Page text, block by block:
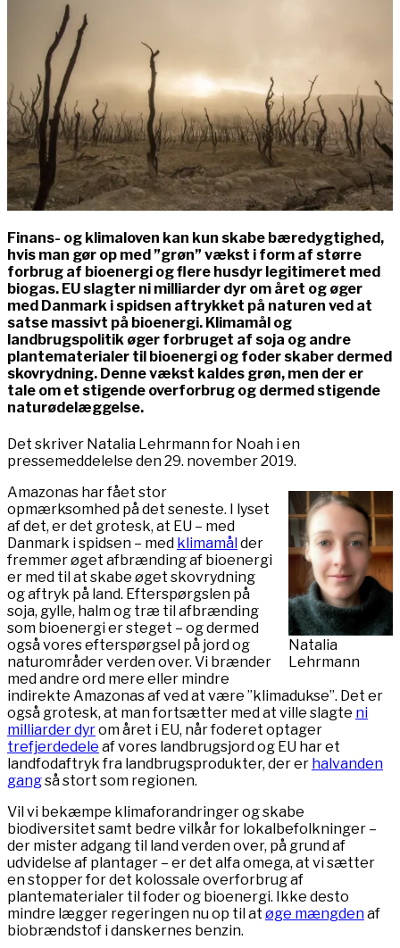
Finans- og klimaloven kan kun skabe bæredygtighed,
hvis man gør op med ”grøn” vækst i form af større
forbrug af bioenergi og flere husdyr legitimeret med
biogas. EU slagter ni milliarder dyr om året og øger
med Danmark i spidsen aftrykket på naturen ved at
satse massivt på bioenergi. Klimamål og
landbrugspolitik øger forbruget af soja og andre
plantematerialer til bioenergi og foder skaber dermed
skovrydning. Denne vækst kaldes grøn, men der er
tale om et stigende overforbrug og dermed stigende
naturødelæggelse.
Det skriver Natalia Lehrmann for Noah i en
pressemeddelelse den 29. november 2019.
Natalia
Lehrmann
Amazonas har fået stor
opmærksomhed på det seneste. I lyset
af det, er det grotesk, at EU – med
Danmark i spidsen – med klimamålder
fremmer øget afbrænding af bioenergi
er med til at skabe øget skovrydning
og aftryk på land. Efterspørgslen på
soja, gylle, halm og træ til afbrænding
som bioenergi er steget – og dermed
også vores efterspørgsel på jord og
naturområder verden over. Vi brænder
med andre ord mere eller mindre
indirekte Amazonas af ved at være ”klimadukse”. Det er
også grotesk, at man fortsætter med at ville slagte ni
milliarder dyrom året i EU, når foderet optager
trefjerdedele af vores landbrugsjord og EU har et
landfodaftryk fra landbrugsprodukter, der er halvanden
gangså stort som regionen.
Vil vi bekæmpe klimaforandringer og skabe
biodiversitet samt bedre vilkår for lokalbefolkninger –
der mister adgang til land verden over, på grund af
udvidelse af plantager – er det alfa omega, at vi sætter
en stopper for det kolossale overforbrug af
plantematerialer til foder og bioenergi. Ikke desto
mindre lægger regeringen nu op til at øge mængdenaf
biobrændstof i danskernes benzin.